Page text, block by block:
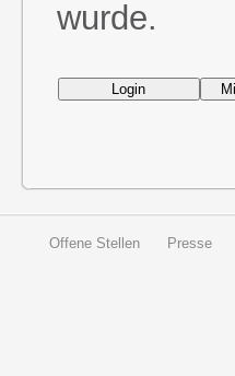
wurde.
Offene Stellen Presse